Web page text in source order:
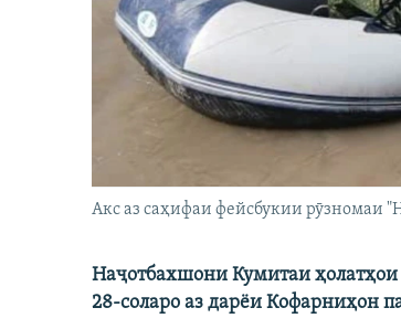
Акс аз саҳифаи фейсбукии рӯзномаи
Наҷотбахшони Кумитаи ҳолатҳои
28-соларо аз дарёи Кофарниҳон